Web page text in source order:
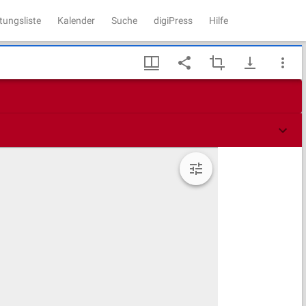
Kalender Suche digiPress Hilfe